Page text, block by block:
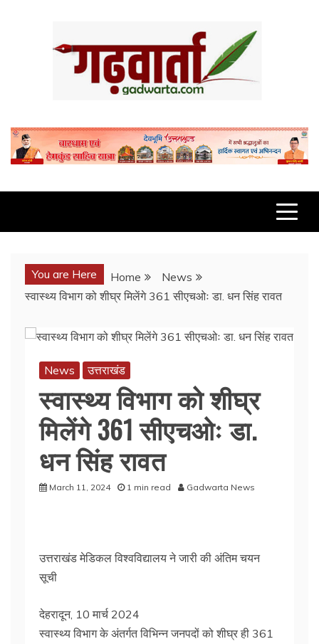
You are Here Home
News
स्वास्थ्य विभाग को शीघ्र मिलेंगे 361 सीएचओः डा. धन सिंह रावत
News उत्तराखंड
स्वास्थ्य विभाग को शीघ्र
मिलेंगे 361 सीएचओः डा.
धन सिंह रावत
March 11, 2024 1 min read Gadwarta News
उत्तराखंड मेडिकल विश्वविद्यालय ने जारी की अंतिम चयन
सूची
देहरादून, 10 मार्च 2024
स्वास्थ्य विभाग के अंतर्गत विभिन्न जनपदों को शीघ्र ही 361